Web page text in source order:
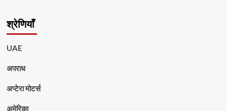
श्रेणियाँ
UAE
अपराध
अप्टेरा मोटर्स
अमेरिका